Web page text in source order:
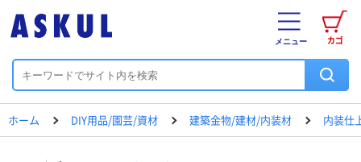
カゴ
メニュー
ホーム DIY用品/園芸/資材 建築金物/建材/内装材 内装仕